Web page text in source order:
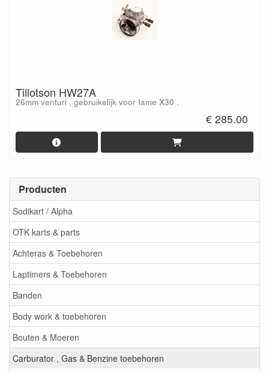
Producten
Sodikart / Alpha
OTK karts & parts
Achteras & Toebehoren
Laptimers & Toebehoren
Banden
Body work & toebehoren
Bouten & Moeren
Carburator , Gas & Benzine toebehoren
Tillotson HW27A
26mm venturi , gebruikelijk voor Iame X30 .
€ 285.00